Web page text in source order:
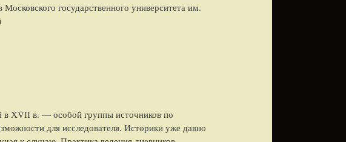
Московского государственного университета им.
в XVII в. — особой группы источников по
для исследователя. Историки уже давно